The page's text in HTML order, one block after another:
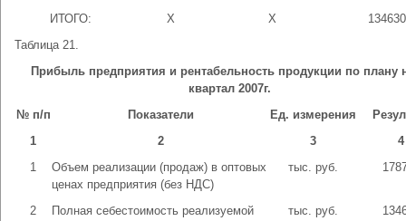
ИТОГО:
X X
134630
Таблица 21.
Прибыль предприятия и рентабельность продукции по плану
квартал 2007г.
№ п/п
Показатели Ед. измерения
1
2 3
4
1
Объем реализации (продаж) в оптовых
ценах предприятия (без НДС)
тыс. руб.
2 Полная себестоимость реализуемой тыс. руб.